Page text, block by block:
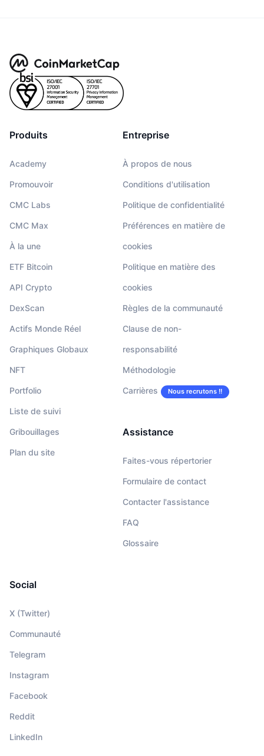
Produits
Academy
Promouvoir
CMC Labs
CMC Max
À la une
ETF Bitcoin
API Crypto
DexScan
Actifs Monde Réel
Graphiques Globaux
NFT
Portfolio
Liste de suivi
Gribouillages
Plan du site
Entreprise
À propos de nous
Conditions d'utilisation
Politique de confidentialité
Préférences en matière de
cookies
Politique en matière des
cookies
Règles de la communauté
Clause de non-
responsabilité
Méthodologie
Carrières Nous recrutons !!
Assistance
Faites-vous répertorier
Formulaire de contact
Contacter l'assistance
FAQ
Glossaire
Social
X (Twitter)
Communauté
Telegram
Instagram
Facebook
Reddit
LinkedIn